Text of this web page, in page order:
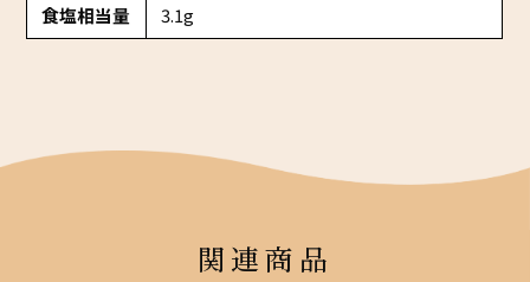
食塩相当量
3.1g
関連商品